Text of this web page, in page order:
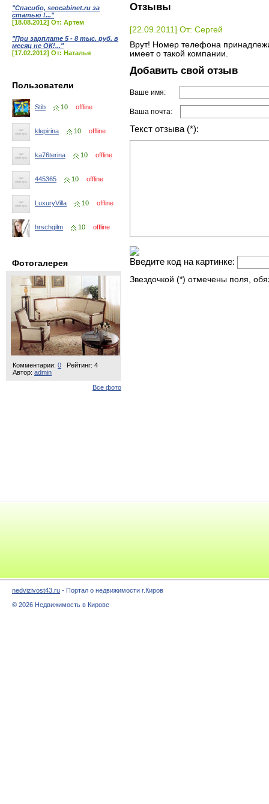
"Спасибо, seocabinet.ru за
статью !..."
[18.08.2012] От: Артем
"При зарплате 5 - 8 тыс. руб. в
месяц не ОК!..."
[17.02.2012] От: Наталья
Пользователи
Stib 10 offline
klepirina 10 offline
ka76terina 10 offline
445365 10 offline
LuxuryVilla 10 offline
hrschgilm 10 offline
Фотогалерея
Комментарии: 0
Рейтинг: 4
Автор: admin
Все фото
Отзывы
[22.09.2011] От: Сергей
Врут! Номер телефона
имеет о такой компании.
Добавить свой отзыв
Ваше имя:
Ваша почта:
Текст отзыва (*):
Введите код на картинке:
Звездочкой (*) отмечены поля,
nedvizivost43.ru - Портал о недвижимости г.Киров
© 2026 Недвижимость в Кирове